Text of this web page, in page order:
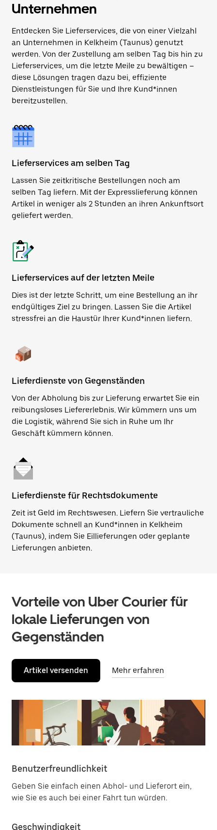
Unternehmen
Entdecken Sie Lieferservices, die von einer Vielzahl
an Unternehmen in Kelkheim (Taunus) genutzt
werden. Von der Zustellung am selben Tag bis hin zu
Lieferservices, um die letzte Meile zu bewältigen –
diese Lösungen tragen dazu bei, effiziente
Dienstleistungen für Sie und Ihre Kund*innen
bereitzustellen.
Lieferservices am selben Tag
Lassen Sie zeitkritische Bestellungen noch am
selben Tag liefern. Mit der Expresslieferung können
Artikel in weniger als 2 Stunden an ihren Ankunftsort
geliefert werden.
Lieferservices auf der letzten Meile
Dies ist der letzte Schritt, um eine Bestellung an ihr
endgültiges Ziel zu bringen. Lassen Sie die Artikel
stressfrei an die Haustür Ihrer Kund*innen liefern.
Lieferdienste von Gegenständen
Von der Abholung bis zur Lieferung erwartet Sie ein
reibungsloses Liefererlebnis. Wir kümmern uns um
die Logistik, während Sie sich in Ruhe um Ihr
Geschäft kümmern können.
Lieferdienste für Rechtsdokumente
Zeit ist Geld im Rechtswesen. Liefern Sie vertrauliche
Dokumente schnell an Kund*innen in Kelkheim
(Taunus), indem Sie Eillieferungen oder geplante
Lieferungen anbieten.
Vorteile von Uber Courier für
lokale Lieferungen von
Gegenständen
Artikel versenden Mehr erfahren
Benutzerfreundlichkeit
Geben Sie einfach einen Abhol- und Lieferort ein,
wie Sie es auch bei einer Fahrt tun würden.
Geschwindigkeit